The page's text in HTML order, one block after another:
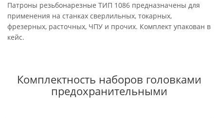
Патроны резьбонарезные ТИП 1086 предназначены для
применения на станках сверлильных, токарных,
фрезерных, расточных, ЧПУ и прочих. Комплект упакован в
кейс.
Комплектность наборов головками
предохранительными